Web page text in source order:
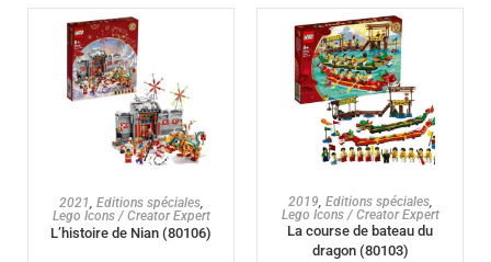
AJOUTER AU PANIER
2021, Editions spéciales,
Lego Icons / Creator Expert
L’histoire de Nian (80106)
AJOUTER AU PANIER
2019, Editions spéciales,
Lego Icons / Creator Expert
La course de bateau du
dragon (80103)